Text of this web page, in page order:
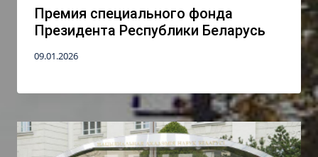
Премия специального фонда
Президента Республики Беларусь
09.01.2026